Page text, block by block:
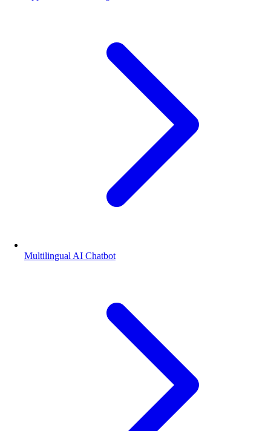
Multilingual AI Chatbot